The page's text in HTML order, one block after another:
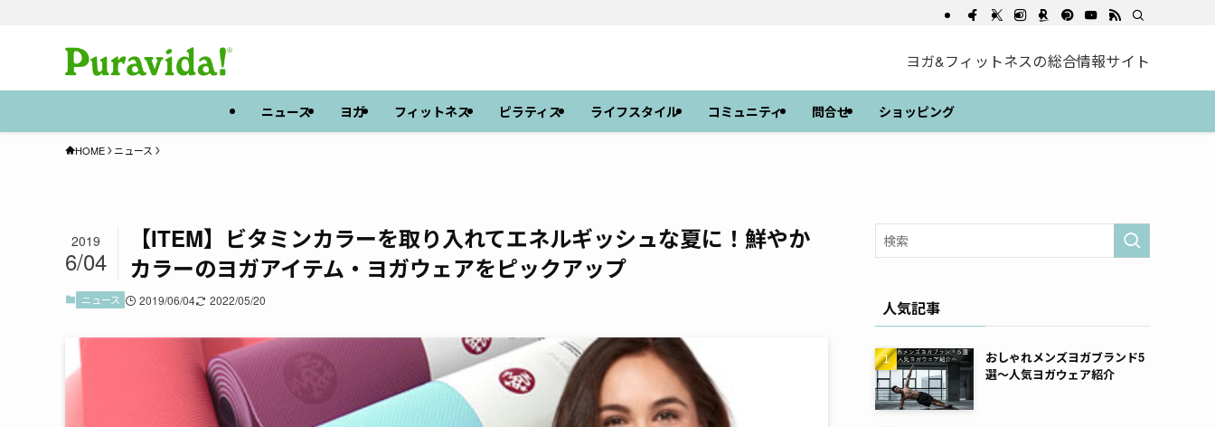
ヨガ&フィットネスの総合情報サイト
ニュース ヨガ フィットネス ピラティス ライフスタイル コミュニティ 問合せ ショッピング
HOME ニュース
【ITEM】ビタミンカラーを取り入れてエネルギッシュな夏に！鮮やか
カラーのヨガアイテム・ヨガウェアをピックアップ
2019
6/04
ニュース 2019/06/04 2022/05/20 人気記事
おしゃれメンズヨガブランド5
選～人気ヨガウェア紹介